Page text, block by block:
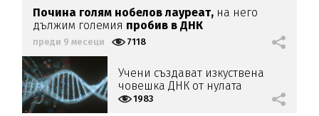
Почина голям нобелов лауреат, на него
дължим големия пробив в ДНК
преди 9 месеци 7118
Учени създават изкуствена
човешка ДНК от нулата
1983